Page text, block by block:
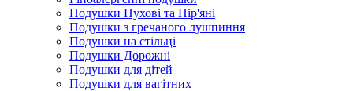
Подушки Пухові та Пір'яні
Подушки з гречаного лушпиння
Подушки на стільці
Подушки Дорожні
Подушки для дітей
Подушки для вагітних